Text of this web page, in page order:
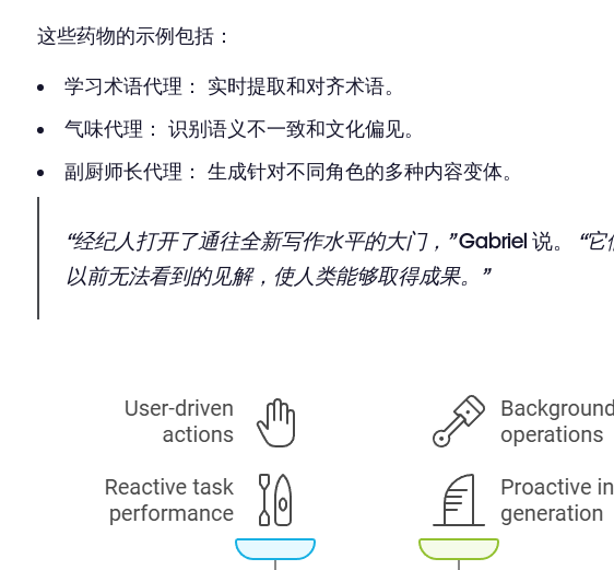
这些药物的示例包括：
学习术语代理 ： 实时提取和对齐术语。
气味代理 ： 识别语义不一致和文化偏见。
副厨师长代理 ： 生成针对不同角色的多种内容变体。
“经纪人打开了通往全新写作水平的大门，”Gabriel 说。 “
以前无法看到的见解，使人类能够取得成果。”